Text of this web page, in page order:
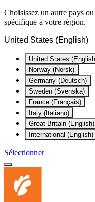
Choisissez un autre pays
spécifique à votre région.
United States (English)
United States
Norway (Norsk)
Germany (Deutsch)
Sweden (Svenska)
France (Français)
Italy (Italiano)
Great Britain (English)
International (English)
Sélectionner